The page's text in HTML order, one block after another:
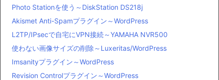
Photo Stationを使う～DiskStation DS218j
Akismet Anti-Spamプラグイン～WordPress
L2TP/IPsecで自宅にVPN接続～YAMAHA NVR500
使わない画像サイズの削除～Luxeritas/WordPress
Imsanityプラグイン～WordPress
Revision Controlプラグイン～WordPress